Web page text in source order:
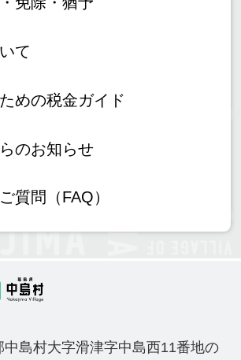
て
めの税金ガイド
のお知らせ
質問（FAQ）
中島村大字滑津字中島西11番地の